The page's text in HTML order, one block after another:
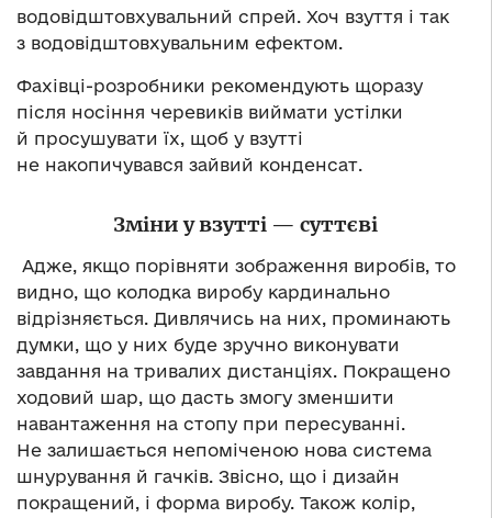
водовідштовхувальний спрей. Хоч взуття і так
з водовідштовхувальним ефектом.
Фахівці-розробники рекомендують щоразу
після носіння черевиків виймати устілки
й просушувати їх, щоб у взутті
не накопичувався зайвий конденсат.
Зміни увзутті — суттєві
Адже, якщо порівняти зображення виробів, то
видно, що колодка виробу кардинально
відрізняється. Дивлячись на них, проминають
думки, що у них буде зручно виконувати
завдання на тривалих дистанціях. Покращено
ходовий шар, що дасть змогу зменшити
навантаження на стопу при пересуванні.
Не залишається непоміченою нова система
шнурування й гачків. Звісно, що і дизайн
покращений, і форма виробу. Також колір,